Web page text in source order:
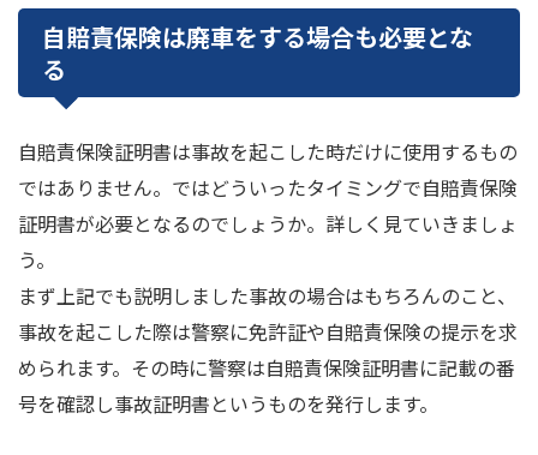
自賠責保険は廃車をする場合も必要とな
る
自賠責保険証明書は事故を起こした時だけに使用するもの
ではありません。ではどういったタイミングで自賠責保険
証明書が必要となるのでしょうか。詳しく見ていきましょ
う。
まず上記でも説明しました事故の場合はもちろんのこと、
事故を起こした際は警察に免許証や自賠責保険の提示を求
められます。その時に警察は自賠責保険証明書に記載の番
号を確認し事故証明書というものを発行します。